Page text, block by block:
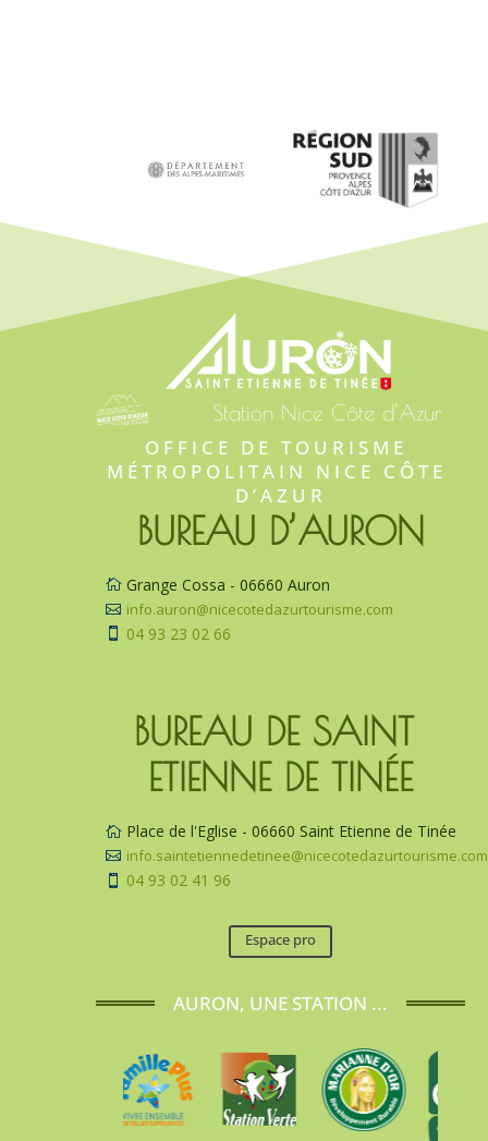
Station Nice Côte d'Azur
OFFICE DE TOURISME
MÉTROPOLITAIN NICE CÔTE
D’AZUR
BUREAU D’AURON
 Grange Cossa - 06660 Auron
 info.auron@nicecotedazurtourisme.com
 04 93 23 02 66
BUREAU DE SAINT
ETIENNE DE TINÉE
 Place de l'Eglise - 06660 Saint Etienne de Tinée
 info.saintetiennedetinee@nicecotedazurtourisme.com
 04 93 02 41 96
Espace pro
AURON, UNE STATION ...